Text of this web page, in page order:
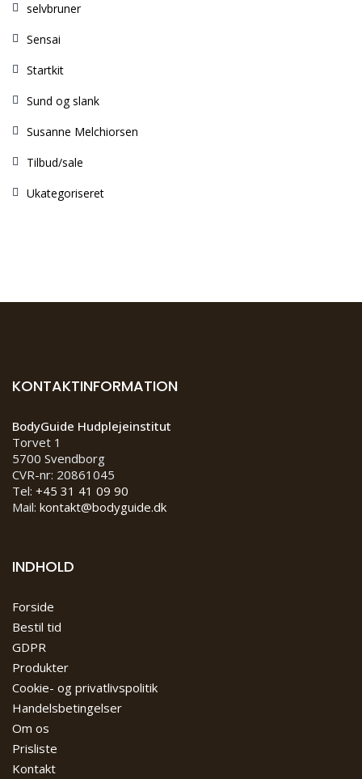
selvbruner
Sensai
Startkit
Sund og slank
Susanne Melchiorsen
Tilbud/sale
Ukategoriseret
KONTAKTINFORMATION
BodyGuide Hudplejeinstitut
Torvet 1
5700 Svendborg
CVR-nr: 20861045
Tel: +45 31 41 09 90
Mail: kontakt@bodyguide.dk
INDHOLD
Forside
Bestil tid
GDPR
Produkter
Cookie- og privatlivspolitik
Handelsbetingelser
Om os
Prisliste
Kontakt